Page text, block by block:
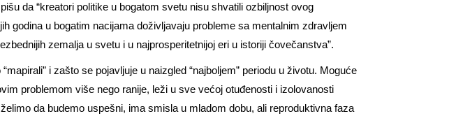
da “kreatori politike u bogatom svetu nisu shvatili ozbiljnost ovog
godina u bogatim nacijama doživljavaju probleme sa mentalnim zdravljem
zemalja u svetu i u najprosperitetnijoj eri u istoriji čovečanstva”.
i zašto se pojavljuje u naizgled “najboljem” periodu u životu. Moguće
problemom više nego ranije, leži u sve većoj otuđenosti i izolovanosti
da budemo uspešni, ima smisla u mladom dobu, ali reproduktivna faza